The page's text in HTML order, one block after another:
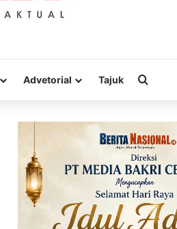
Advetorial Tajuk